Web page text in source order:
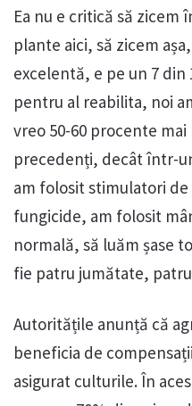
Ea nu e critică să zicem
plante aici, să zicem
excelentă, e pe un 7
pentru al reabilita, noi
vreo 50-60 procente
precedenți, decât într-
am folosit stimulatori
fungicide, am folosit
normală, să luăm șase
fie patru jumătate,
Autoritățile anunță că
beneficia de
asigurat culturile. În